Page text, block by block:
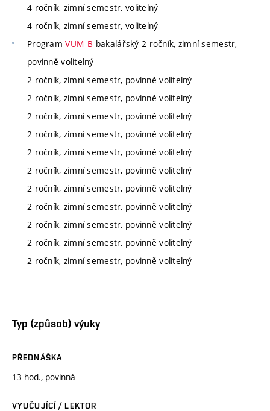
4 ročník, zimní semestr, volitelný
4 ročník, zimní semestr, volitelný
ProgramVUM_B bakalářský 2 ročník, zimní semestr,
povinně volitelný
2 ročník, zimní semestr, povinně volitelný
2 ročník, zimní semestr, povinně volitelný
2 ročník, zimní semestr, povinně volitelný
2 ročník, zimní semestr, povinně volitelný
2 ročník, zimní semestr, povinně volitelný
2 ročník, zimní semestr, povinně volitelný
2 ročník, zimní semestr, povinně volitelný
2 ročník, zimní semestr, povinně volitelný
2 ročník, zimní semestr, povinně volitelný
2 ročník, zimní semestr, povinně volitelný
2 ročník, zimní semestr, povinně volitelný
Typ (způsob) výuky
PŘEDNÁŠKA
13 hod., povinná
VYUČUJÍCÍ / LEKTOR